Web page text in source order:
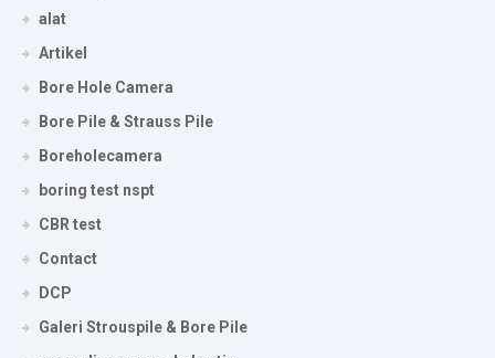
alat
Artikel
Bore Hole Camera
Bore Pile & Strauss Pile
Boreholecamera
boring test nspt
CBR test
Contact
DCP
Galeri Strouspile & Bore Pile